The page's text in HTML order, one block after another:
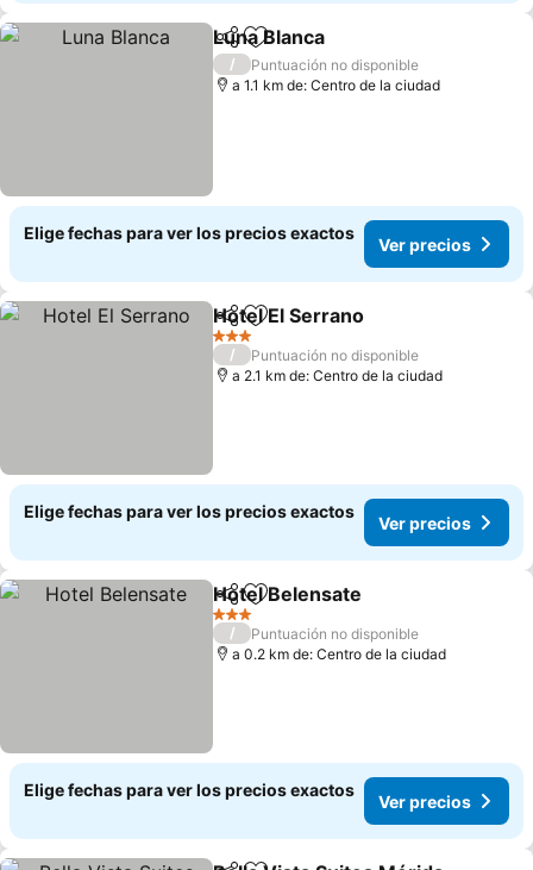
CompartirAgregar a favoritos
Luna Blanca
/
Puntuación no disponible
a 1.1 km de: Centro de la ciudad
Elige fechas para ver los precios exactos
Ver precios
CompartirAgregar a favoritos
Hotel El Serrano
3 Estrellas
/
Puntuación no disponible
a 2.1 km de: Centro de la ciudad
Elige fechas para ver los precios exactos
Ver precios
CompartirAgregar a favoritos
Hotel Belensate
3 Estrellas
/
Puntuación no disponible
a 0.2 km de: Centro de la ciudad
Elige fechas para ver los precios exactos
Ver precios